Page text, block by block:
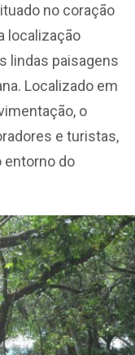
no coração
localização
lindas paisagens
Localizado em
o
e turistas,
entorno do